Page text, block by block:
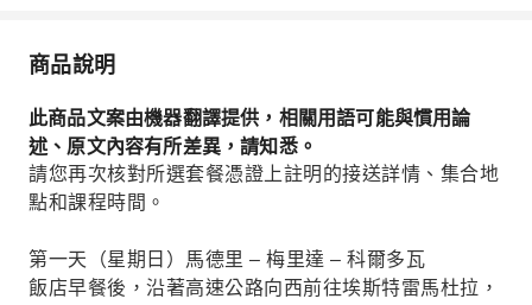
商品說明
此商品文案由機器翻譯提供，相關用語可能與慣用論
述、原文內容有所差異，請知悉。
請您再次核對所選套餐憑證上註明的接送詳情、集合地
點和課程時間。
第一天（星期日）馬德里 – 梅里達 – 科爾多瓦
飯店早餐後，沿著高速公路向西前往埃斯特雷馬杜拉，